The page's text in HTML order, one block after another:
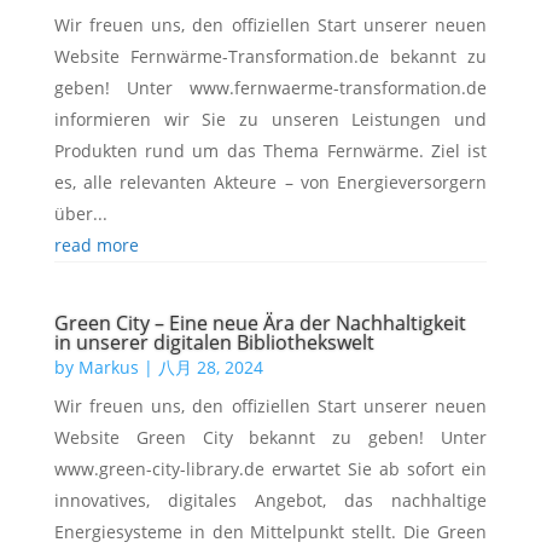
Wir freuen uns, den offiziellen Start unserer neuen
Website Fernwärme-Transformation.de bekannt zu
geben! Unter www.fernwaerme-transformation.de
informieren wir Sie zu unseren Leistungen und
Produkten rund um das Thema Fernwärme. Ziel ist
es, alle relevanten Akteure – von Energieversorgern
über...
read more
Green City – Eine neue Ära der Nachhaltigkeit
in unserer digitalen Bibliothekswelt
by Markus | 八月 28, 2024
Wir freuen uns, den offiziellen Start unserer neuen
Website Green City bekannt zu geben! Unter
www.green-city-library.de erwartet Sie ab sofort ein
innovatives, digitales Angebot, das nachhaltige
Energiesysteme in den Mittelpunkt stellt. Die Green